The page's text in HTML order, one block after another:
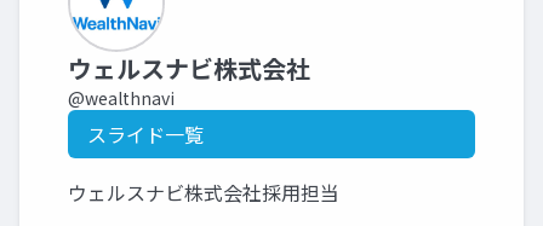
ウェルスナビ株式会社
@wealthnavi
スライド一覧
ウェルスナビ株式会社採用担当